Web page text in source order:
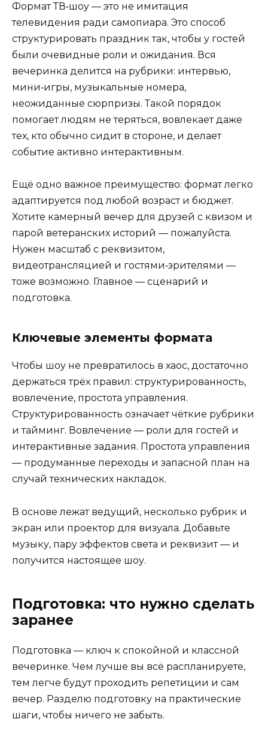
Формат ТВ‑шоу — это не имитация
телевидения ради самопиара. Это способ
структурировать праздник так, чтобы у гостей
были очевидные роли и ожидания. Вся
вечеринка делится на рубрики: интервью,
мини‑игры, музыкальные номера,
неожиданные сюрпризы. Такой порядок
помогает людям не теряться, вовлекает даже
тех, кто обычно сидит в стороне, и делает
событие активно интерактивным.
Ещё одно важное преимущество: формат легко
адаптируется под любой возраст и бюджет.
Хотите камерный вечер для друзей с квизом и
парой ветеранских историй — пожалуйста.
Нужен масштаб с реквизитом,
видеотрансляцией и гостями‑зрителями —
тоже возможно. Главное — сценарий и
подготовка.
Ключевые элементы формата
Чтобы шоу не превратилось в хаос, достаточно
держаться трёх правил: структурированность,
вовлечение, простота управления.
Структурированность означает чёткие рубрики
и тайминг. Вовлечение — роли для гостей и
интерактивные задания. Простота управления
— продуманные переходы и запасной план на
случай технических накладок.
В основе лежат ведущий, несколько рубрик и
экран или проектор для визуала. Добавьте
музыку, пару эффектов света и реквизит — и
получится настоящее шоу.
Подготовка: что нужно сделать
заранее
Подготовка — ключ к спокойной и классной
вечеринке. Чем лучше вы всё распланируете,
тем легче будут проходить репетиции и сам
вечер. Разделю подготовку на практические
шаги, чтобы ничего не забыть.